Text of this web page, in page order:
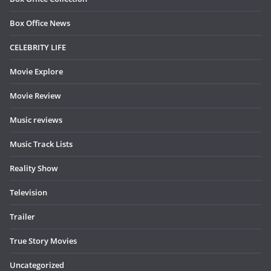
Box Office News
CELEBRITY LIFE
Movie Explore
Movie Review
Music reviews
Music Track Lists
Reality Show
Television
Trailer
True Story Movies
Uncategorized